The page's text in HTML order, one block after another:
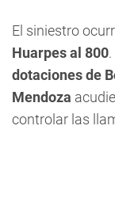
El siniestro
Huarpes al 800
dotaciones de
Mendoza
controlar las